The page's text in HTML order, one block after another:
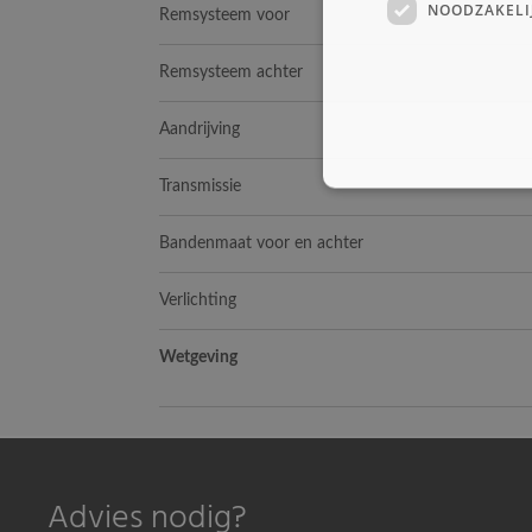
Remsysteem voor
Remsysteem achter
Aandrijving
Transmissie
Bandenmaat voor en achter
Verlichting
Wetgeving
Advies nodig?